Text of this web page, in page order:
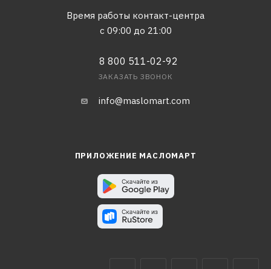
Время работы контакт-центра
с 09:00 до 21:00
8 800 511-02-92
ЗАКАЗАТЬ ЗВОНОК
info@maslomart.com
ПРИЛОЖЕНИЕ МАСЛОМАРТ